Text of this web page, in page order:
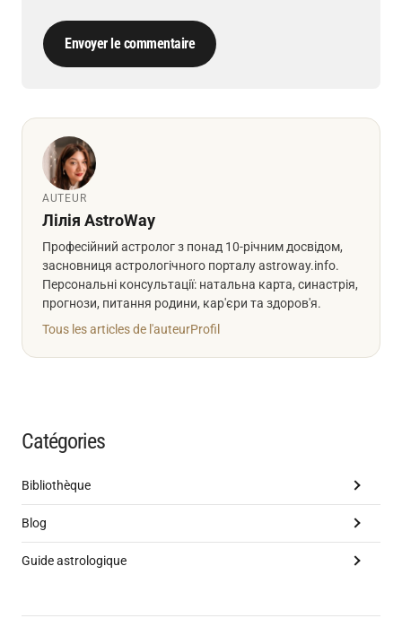
Envoyer le commentaire
AUTEUR
Лілія AstroWay
Професійний астролог з понад 10-річним досвідом,
засновниця астрологічного порталу astroway.info.
Персональні консультації: натальна карта, синастрія,
прогнози, питання родини, кар'єри та здоров'я.
Tous les articles de l'auteurProfil
Catégories
Bibliothèque
Blog
Guide astrologique